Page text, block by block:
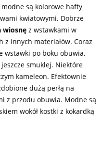
są kolorowe hafty
kwiatowymi. Dobrze
wiosnę z wstawkami w
z innych materiałów. Coraz
wstawki po boku obuwia,
smuklej. Niektóre
kameleon. Efektownie
dużą perłą na
z przodu obuwia. Modne są
wokół kostki z kokardką